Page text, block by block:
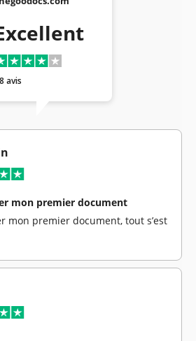
avis
mon premier document
mon premier document, tout s’est